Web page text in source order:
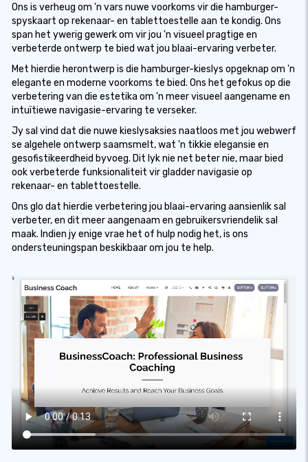
Ons is verheug om 'n vars nuwe voorkoms vir die hamburger-
spyskaart op rekenaar- en tablettoestelle aan te kondig. Ons
span het ywerig gewerk om vir jou 'n visueel pragtige en
verbeterde ontwerp te bied wat jou blaai-ervaring verbeter.
Met hierdie herontwerp is die hamburger-kieslys opgeknap om 'n
elegante en moderne voorkoms te bied. Ons het gefokus op die
verbetering van die estetika om 'n meer visueel aangename en
intuïtiewe navigasie-ervaring te verseker.
Jy sal vind dat die nuwe kieslysaksies naatloos met jou webwerf
se algehele ontwerp saamsmelt, wat 'n tikkie elegansie en
gesofistikeerdheid byvoeg. Dit lyk nie net beter nie, maar bied
ook verbeterde funksionaliteit vir gladder navigasie op
rekenaar- en tablettoestelle.
Ons glo dat hierdie verbetering jou blaai-ervaring aansienlik sal
verbeter, en dit meer aangenaam en gebruikersvriendelik sal
maak. Indien jy enige vrae het of hulp nodig het, is ons
ondersteuningspan beskikbaar om jou te help.